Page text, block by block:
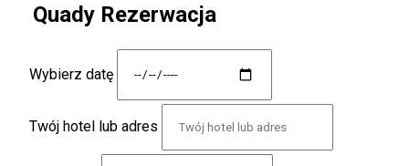
Quady Rezerwacja
Wybierz datę
Twój hotel lub adres